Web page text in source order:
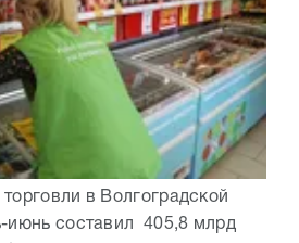
в Волгоградской
июнь составил 405,8 млрд